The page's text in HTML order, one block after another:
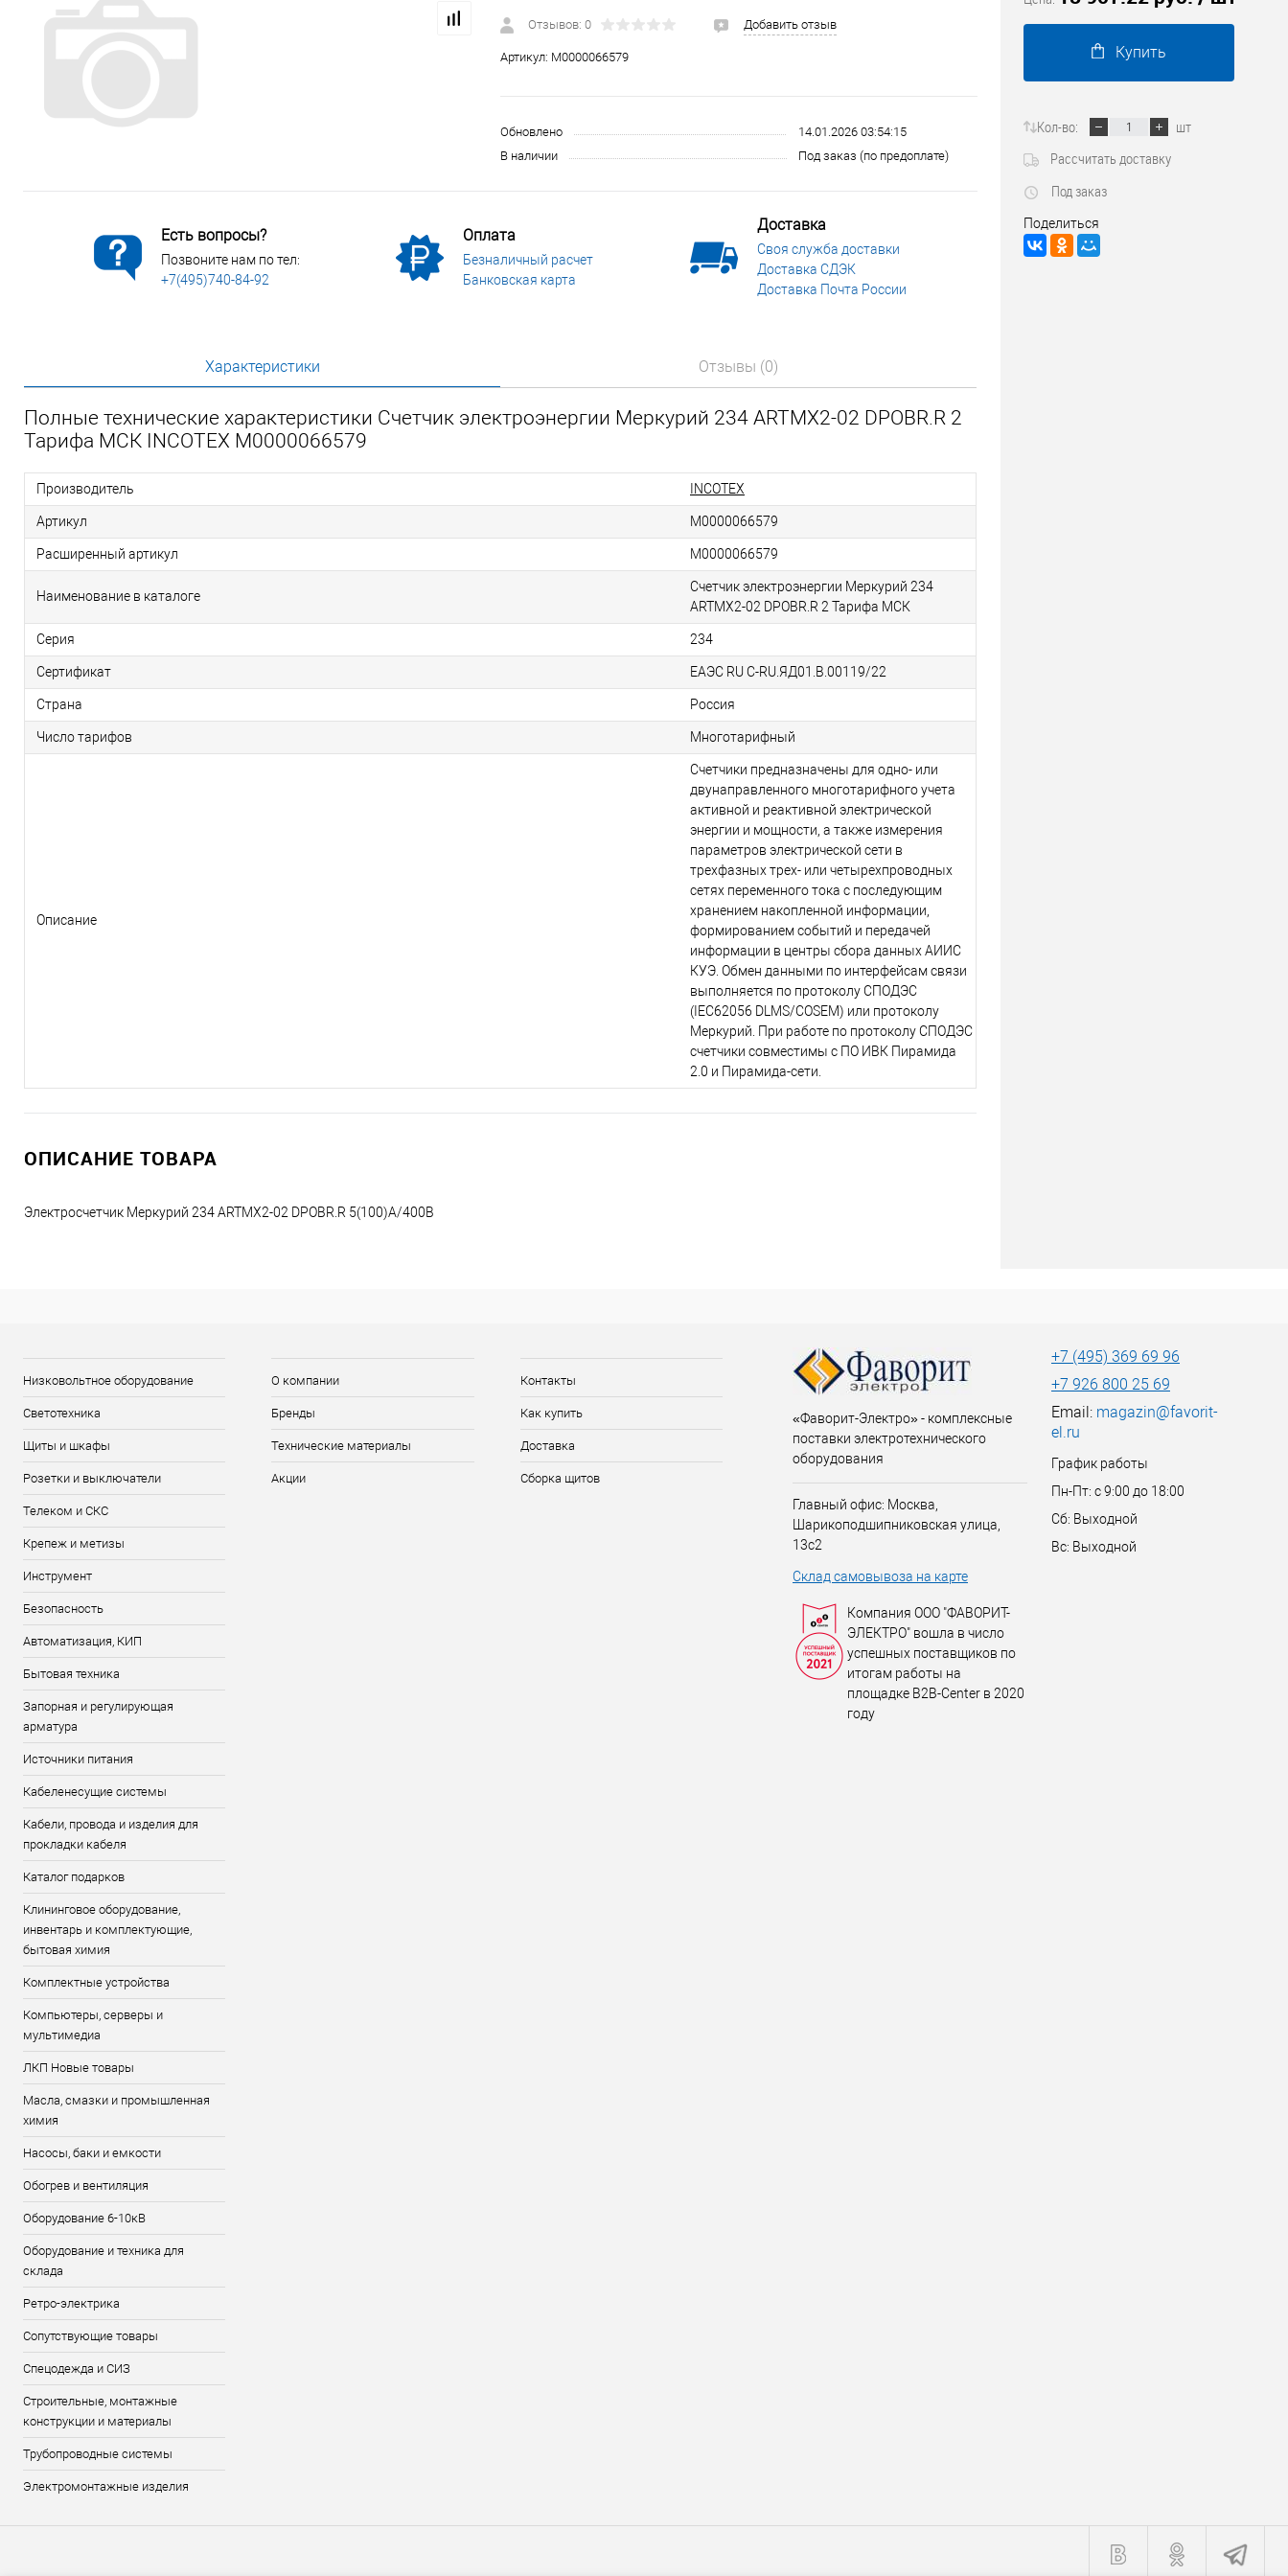
Спецодежда и СИЗ
Электромонтажные изделия
Отзывов: 0 Добавить отзыв
Артикул: М0000066579
Обновлено
14.01.2026 03:54:15
В наличии
Под заказ (по предоплате)
Есть вопросы?
Позвоните нам по тел:
+7(495)740-84-92
Оплата
Безналичный расчет
Банковская карта
Доставка
Своя служба доставки
Доставка СДЭК
Доставка Почта России
Характеристики Отзывы (0)
Полные технические характеристики Счетчик электроэнергии Меркурий 234 ARTMX2-02 DPOBR.R 2
Тарифа МСК INCOTEX М0000066579
Производитель INCOTEX
Артикул М0000066579
Расширенный артикул М0000066579
Наименование в каталоге
Счетчик электроэнергии Меркурий 234
ARTMX2-02 DPOBR.R 2 Тарифа МСК
Серия 234
Сертификат ЕАЭС RU C-RU.ЯД01.В.00119/22
Страна Россия
Число тарифов Многотарифный
Описание
Счетчики предназначены для одно- или
двунаправленного многотарифного учета
активной и реактивной электрической
энергии и мощности, а также измерения
параметров электрической сети в
трехфазных трех- или четырехпроводных
сетях переменного тока с последующим
хранением накопленной информации,
формированием событий и передачей
информации в центры сбора данных АИИС
КУЭ. Обмен данными по интерфейсам связи
выполняется по протоколу СПОДЭС
(IEC62056 DLMS/COSEM) или протоколу
Меркурий. При работе по протоколу СПОДЭС
счетчики совместимы с ПО ИВК Пирамида
2.0 и Пирамида-сети.
ОПИСАНИЕ ТОВАРА
Электросчетчик Меркурий 234 АRTMX2-02 DPOBR.R 5(100)А/400В
Купить
Кол-во:
шт
Рассчитать доставку
Под заказ
Поделиться
Низковольтное оборудование
Светотехника
Щиты и шкафы
Розетки и выключатели
Телеком и СКС
Крепеж и метизы
Инструмент
Безопасность
Автоматизация, КИП
Бытовая техника
Запорная и регулирующая
арматура
Источники питания
Кабеленесущие системы
Кабели, провода и изделия для
прокладки кабеля
Каталог подарков
Клининговое оборудование,
инвентарь и комплектующие,
бытовая химия
Комплектные устройства
Компьютеры, серверы и
мультимедиа
ЛКП Новые товары
Масла, смазки и промышленная
химия
Насосы, баки и емкости
Обогрев и вентиляция
Оборудование 6-10кВ
Оборудование и техника для
склада
Ретро-электрика
Сопутствующие товары
Спецодежда и СИЗ
Строительные, монтажные
конструкции и материалы
Трубопроводные системы
Электромонтажные изделия
О компании
Бренды
Технические материалы
Акции
Контакты
Как купить
Доставка
Сборка щитов
«Фаворит-Электро» - комплексные
поставки электротехнического
оборудования
Главный офис: Москва,
Шарикоподшипниковская улица,
13с2
Склад самовывоза на карте
Компания ООО "ФАВОРИТ-
ЭЛЕКТРО" вошла в число
успешных поставщиков по
итогам работы на
площадке B2B-Center в 2020
году
+7 (495) 369 69 96
+7 926 800 25 69
Email: magazin@favorit-
el.ru
График работы
Пн-Пт: с 9:00 до 18:00
Сб: Выходной
Вс: Выходной